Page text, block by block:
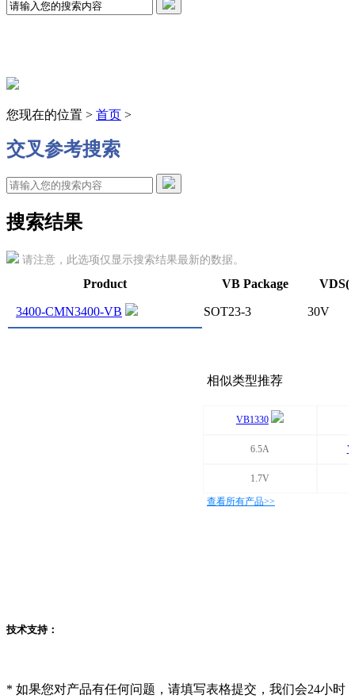
您现在的位置 > 首页 >
交叉参考搜索
搜索结果
请注意，此选项仅显示搜索结果最新的数据。
Product VB Package
3400-CMN3400-VB SOT23-3 30V
相似类型推荐
VB1330
6.5A
1.7V
查看所有产品>>
技术支持：
* 如果您对产品有任何问题，请填写表格提交，我们会24小时